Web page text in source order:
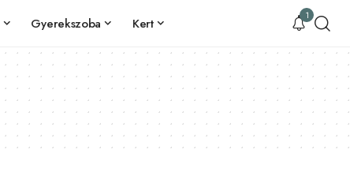
Gyerekszoba Kert
1